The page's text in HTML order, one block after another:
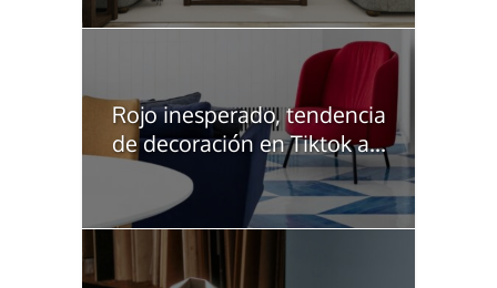
Rojo inesperado, tendencia
de decoración en Tiktok a...